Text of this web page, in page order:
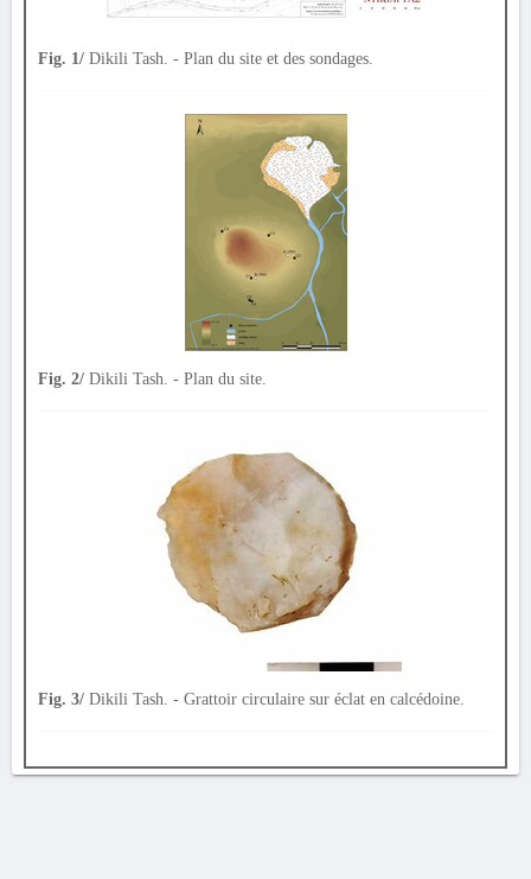
Fig. 1/ Dikili Tash. - Plan du site et des sondages.
Fig. 2/ Dikili Tash. - Plan du site.
Fig. 3/ Dikili Tash. - Grattoir circulaire sur éclat en calcédoine.